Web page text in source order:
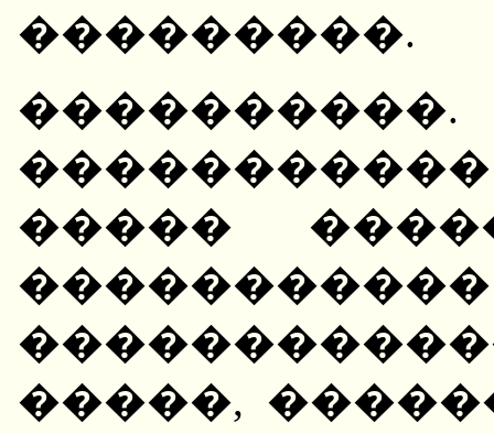
���������.
�����
�����,